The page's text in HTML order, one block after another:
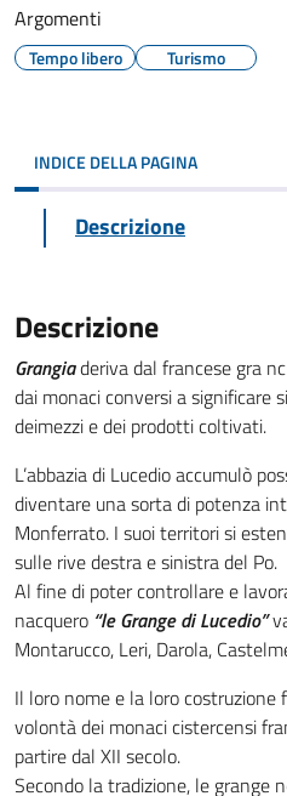
Argomenti
Tempo libero Turismo
INDICE DELLA PAGINA
Descrizione
Descrizione
Grangiaderiva dal francese gra
dai monaci conversi a significare
deimezzi e dei prodotti coltivati.
L’abbazia di Lucedio accumulò
diventare una sorta di potenza
Monferrato. I suoi territori si
sulle rive destra e sinistra del Po.
Al fine di poter controllare e
nacquero “le Grange di Lucedio”
Montarucco, Leri, Darola,
Il loro nome e la loro costruzione
volontà dei monaci cistercensi
partire dal XII secolo.
Secondo la tradizione, le grange